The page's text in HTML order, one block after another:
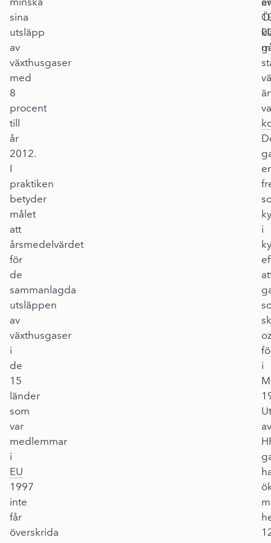
sina
utsläpp
av
växthusgaser
med
8
procent
till
år
2012.
I
praktiken
betyder
målet
att
årsmedelvärdet
för
de
sammanlagda
utsläppen
av
växthusgaser
i
de
15
länder
som
var
medlemmar
i
EU
1997
inte
får
överskrida
i
i
av